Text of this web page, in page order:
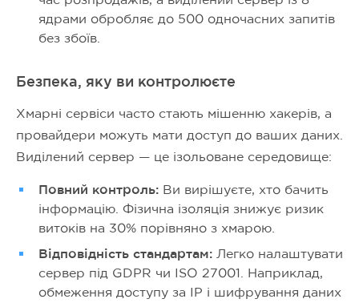
ядрами обробляє до 500 одночасних запитів
без збоїв.
Безпека, яку ви контролюєте
Хмарні сервіси часто стають мішенню хакерів, а
провайдери можуть мати доступ до ваших даних.
Виділений сервер — це ізольоване середовище:
Повний контроль: Ви вирішуєте, хто бачить
інформацію. Фізична ізоляція знижує ризик
витоків на 30% порівняно з хмарою.
Відповідність стандартам: Легко налаштувати
сервер під GDPR чи ISO 27001. Наприклад,
обмеження доступу за IP і шифрування даних